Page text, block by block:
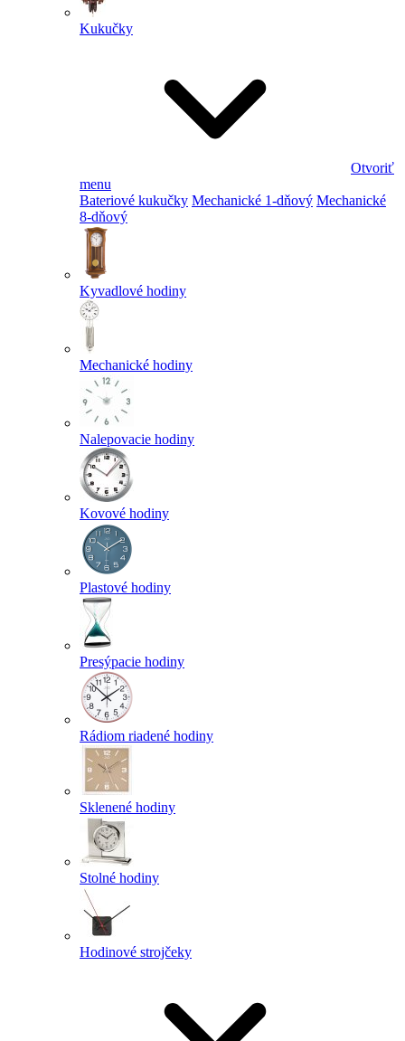
Kukučky
Otvoriť
menu
Bateriové kukučky Mechanické 1-dňový Mechanické
8-dňový
Kyvadlové hodiny
Mechanické hodiny
Nalepovacie hodiny
Kovové hodiny
Plastové hodiny
Presýpacie hodiny
Rádiom riadené hodiny
Sklenené hodiny
Stolné hodiny
Hodinové strojčeky